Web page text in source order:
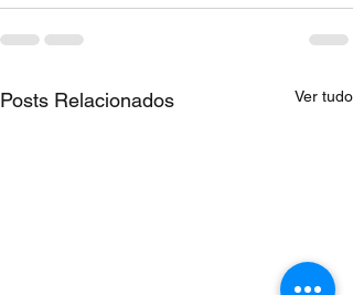
Posts Relacionados Ver tudo